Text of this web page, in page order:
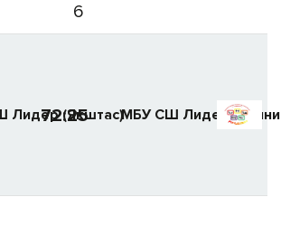
6
Лидер (Якштас)
72:25 МБУ СШ Лидер